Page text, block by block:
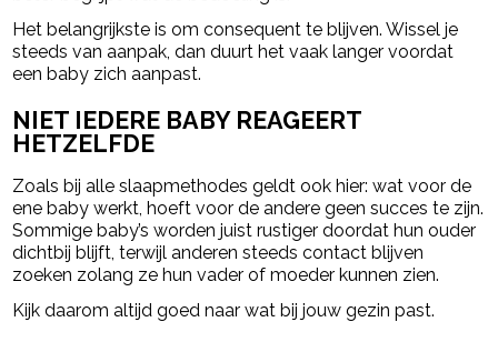
Het belangrijkste is om consequent te blijven. Wissel je
steeds van aanpak, dan duurt het vaak langer voordat
een baby zich aanpast.
NIET IEDERE BABY REAGEERT
HETZELFDE
Zoals bij alle slaapmethodes geldt ook hier: wat voor de
ene baby werkt, hoeft voor de andere geen succes te zijn.
Sommige baby’s worden juist rustiger doordat hun ouder
dichtbij blijft, terwijl anderen steeds contact blijven
zoeken zolang ze hun vader of moeder kunnen zien.
Kijk daarom altijd goed naar wat bij jouw gezin past.